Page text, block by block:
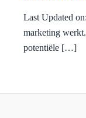
Last Updated
marketing
potentiële […]